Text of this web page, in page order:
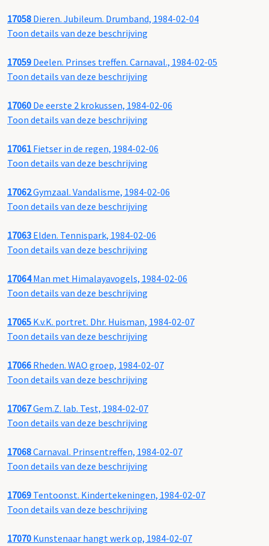
17058 Dieren. Jubileum. Drumband, 1984-02-04
Toon details van deze beschrijving
17059 Deelen. Prinses treffen. Carnaval., 1984-02-05
Toon details van deze beschrijving
17060 De eerste 2 krokussen, 1984-02-06
Toon details van deze beschrijving
17061 Fietser in de regen, 1984-02-06
Toon details van deze beschrijving
17062Gymzaal. Vandalisme, 1984-02-06
Toon details van deze beschrijving
17063 Elden. Tennispark, 1984-02-06
Toon details van deze beschrijving
17064Man met Himalayavogels, 1984-02-06
Toon details van deze beschrijving
17065 K.v.K. portret. Dhr. Huisman, 1984-02-07
Toon details van deze beschrijving
17066 Rheden. WAO groep, 1984-02-07
Toon details van deze beschrijving
17067Gem.Z. lab. Test, 1984-02-07
Toon details van deze beschrijving
17068Carnaval. Prinsentreffen, 1984-02-07
Toon details van deze beschrijving
17069 Tentoonst. Kindertekeningen, 1984-02-07
Toon details van deze beschrijving
17070 Kunstenaar hangt werk op, 1984-02-07